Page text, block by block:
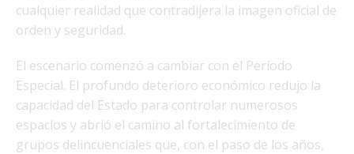
cualquier realidad que contradijera la imagen oficial de
orden y seguridad.
El escenario comenzó a cambiar con el Período
Especial. El profundo deterioro económico redujo la
capacidad del Estado para controlar numerosos
espacios y abrió el camino al fortalecimiento de
grupos delincuenciales que, con el paso de los años,